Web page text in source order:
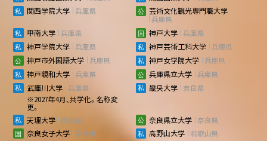
関西学院大学 兵庫県
芸術文化観光専門職大学
兵庫県
甲南大学 兵庫県 神戸大学 兵庫県
神戸学院大学 兵庫県 神戸芸術工科大学 兵庫県
神戸市外国語大学 兵庫県 神戸女学院大学 兵庫県
神戸親和大学 兵庫県 兵庫県立大学 兵庫県
武庫川大学 兵庫県
※2027年4月、共学化。名称変
更。
畿央大学 奈良県
天理大学 奈良県 奈良県立大学 奈良県
奈良女子大学
奈良県 高野山大学 和歌山県